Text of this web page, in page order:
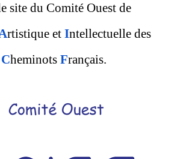
site du Comité Ouest de
rtistique et Intellectuelle des
CheminotsFrançais.